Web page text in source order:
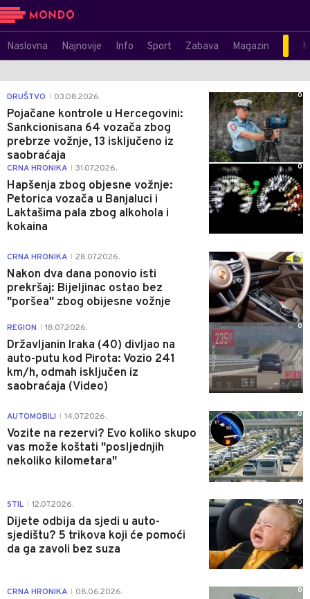
Naslovna Najnovije Info Sport Zabava Magazin
DRUŠTVO 03.08.2026.
Pojačane kontrole u Hercegovini:
Sankcionisana 64 vozača zbog
prebrze vožnje, 13 isključeno iz
saobraćaja
0
CRNA HRONIKA 31.07.2026.
Hapšenja zbog objesne vožnje:
Petorica vozača u Banjaluci i
Laktašima pala zbog alkohola i
kokaina
0
CRNA HRONIKA 28.07.2026.
Nakon dva dana ponovio isti
prekršaj: Bijeljinac ostao bez
"poršea" zbog obijesne vožnje
0
REGION 18.07.2026.
Državljanin Iraka (40) divljao na
auto-putu kod Pirota: Vozio 241
km/h, odmah isključen iz
saobraćaja (Video)
0
AUTOMOBILI 14.07.2026.
Vozite na rezervi? Evo koliko skupo
vas može koštati "posljednjih
nekoliko kilometara"
0
STIL 12.07.2026.
Dijete odbija da sjedi u auto-
sjedištu? 5 trikova koji će pomoći
da ga zavoli bez suza
0
CRNA HRONIKA 08.06.2026. 0